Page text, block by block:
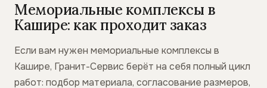
Мемориальные комплексы в
Кашире: как проходит заказ
Если вам нужен мемориальные комплексы в
Кашире, Гранит-Сервис берёт на себя полный цикл
работ: подбор материала, согласование размеров,